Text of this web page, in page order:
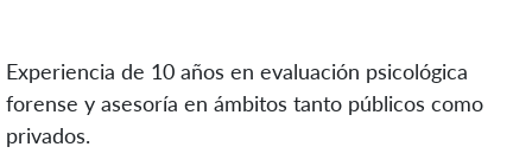
Experiencia de 10 años en evaluación psicológica
forense y asesoría en ámbitos tanto públicos como
privados.